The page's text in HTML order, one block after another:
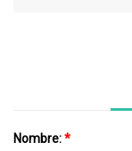
Nombre:*